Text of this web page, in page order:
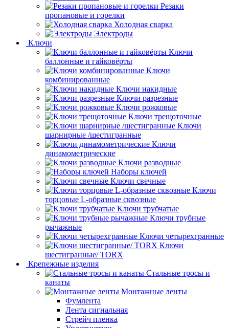
Резаки
пропановые и горелки
Холодная сварка
Электроды
Ключи
Ключи
баллонные и гайковёрты
Ключи
комбинированные
Ключи накидные
Ключи разрезные
Ключи рожковые
Ключи трещоточные
Ключи
шарнирные /шестигранные
Ключи
динамометрические
Ключи разводные
Наборы ключей
Ключи свечные
Ключи
торцовые L-образные сквозные
Ключи трубчатые
Ключи трубные
рычажные
Ключи четырехгранные
Ключи
шестигранные/ TORX
Крепежные изделия
Стальные тросы и
канаты
Монтажные ленты
Фумлента
Лента сигнальная
Стрейч пленка